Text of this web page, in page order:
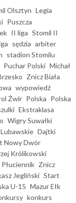
Olsztyn Legia
Puszcza
II liga Stomil II
sędzia arbiter
stadion Stomilu
Puchar Polski Michał
Znicz Biała
wypowiedź
Żwir Polska Polska
Ekstraklasa
Wigry Suwałki
Dajtki
Nowy Dwór
Królikowski
Płuciennik Znicz
Jegliński Start
U-15 Mazur Ełk
konkurs